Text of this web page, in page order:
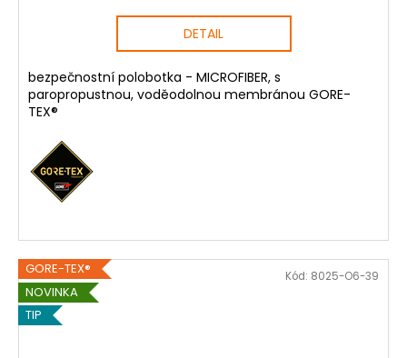
DETAIL
bezpečnostní polobotka - MICROFIBER, s
paropropustnou, voděodolnou membránou GORE-
TEX®
GORE-TEX®
NOVINKA
TIP
Kód: 8025-O6-39